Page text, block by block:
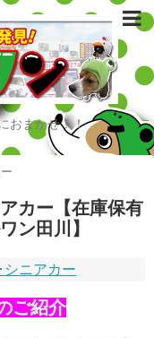
おまかせ！！
カー【在庫保有
ン田川】
シニアカー
ご紹介